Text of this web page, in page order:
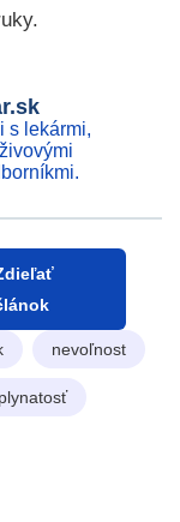
s lekármi,
nevoľnost
plynatosť